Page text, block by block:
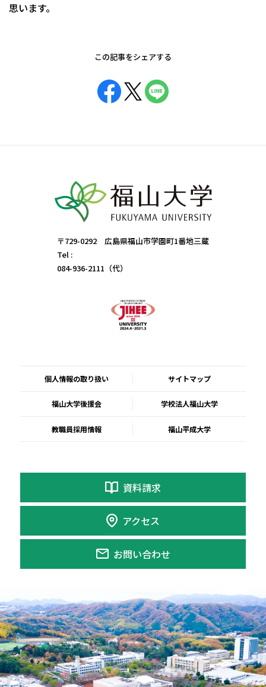
思います。
この記事をシェアする
〒729-0292 広島県福山市学園町1番地三蔵
Tel :
084-936-2111（代）
個人情報の取り扱い サイトマップ
福山大学後援会 学校法人福山大学
教職員採用情報 福山平成大学
資料請求
アクセス
お問い合わせ